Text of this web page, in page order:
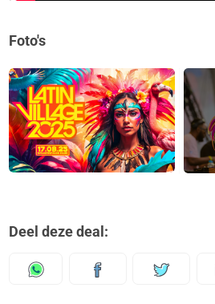
Foto's
Deel deze deal: